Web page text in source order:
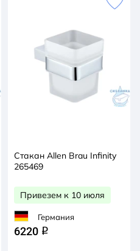
Стакан Allen Brau Infinity
265469
Привезем к 10 июля
Германия
6220 q